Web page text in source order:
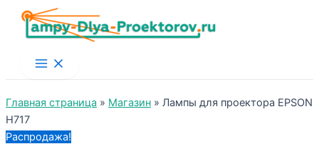
Main
Menu
Главная страница » Магазин » Лампы для проектора EPSON
H717
Распродажа!